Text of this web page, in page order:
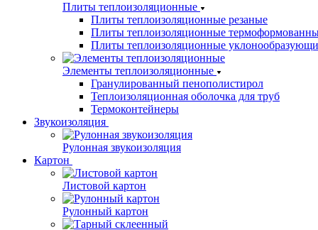
Плиты теплоизоляционные
Плиты теплоизоляционные резаные
Плиты теплоизоляционные
Плиты теплоизоляционные
Элементы теплоизоляционные
Гранулированный пенополистирол
Теплоизоляционная оболочка для труб
Термоконтейнеры
Звукоизоляция
Рулонная звукоизоляция
Картон
Листовой картон
Рулонный картон